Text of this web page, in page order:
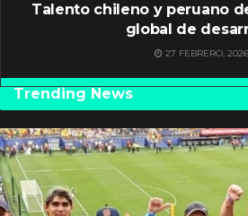
Talento chileno y peruano
global de
27 FEBRERO, 2026
Trending News